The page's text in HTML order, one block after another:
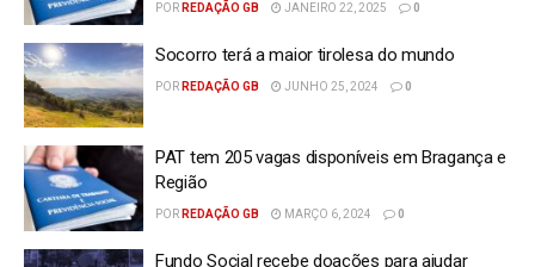
POR REDAÇÃO GB JANEIRO 22, 2025 0
Socorro terá a maior tirolesa do mundo
POR REDAÇÃO GB JUNHO 25, 2024 0
PAT tem 205 vagas disponíveis em Bragança e
Região
POR REDAÇÃO GB MARÇO 6, 2024 0
Fundo Social recebe doações para ajudar